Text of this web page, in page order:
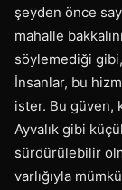
şeyden önce
mahalle
söylemediği
İnsanlar, bu
ister. Bu güven,
Ayvalık gibi
sürdürülebilir
varlığıyla